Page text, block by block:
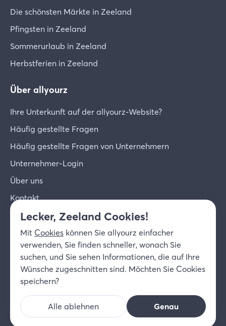
Die schönsten Märkte in Zeeland
Pfingsten in Zeeland
Sommerurlaub in Zeeland
Herbstferien in Zeeland
Über allyourz
Ihre Unterkunft auf der allyourz-Website?
Häufig gestellte Fragen
Häufig gestellte Fragen von Unternehmern
Unternehmer-Login
Über uns
Kontakt
© 2026 allyourz b.v.
Datenschutzrichtlinie
Cookies
Haftungsausschluss
DE
Lecker, Zeeland Cookies!
Mit Cookies können Sie allyourz einfacher
verwenden, Sie finden schneller, wonach Sie
suchen, und Sie sehen Informationen, die auf Ihre
Wünsche zugeschnitten sind. Möchten Sie Cookies
speichern?
Alle ablehnen Genau